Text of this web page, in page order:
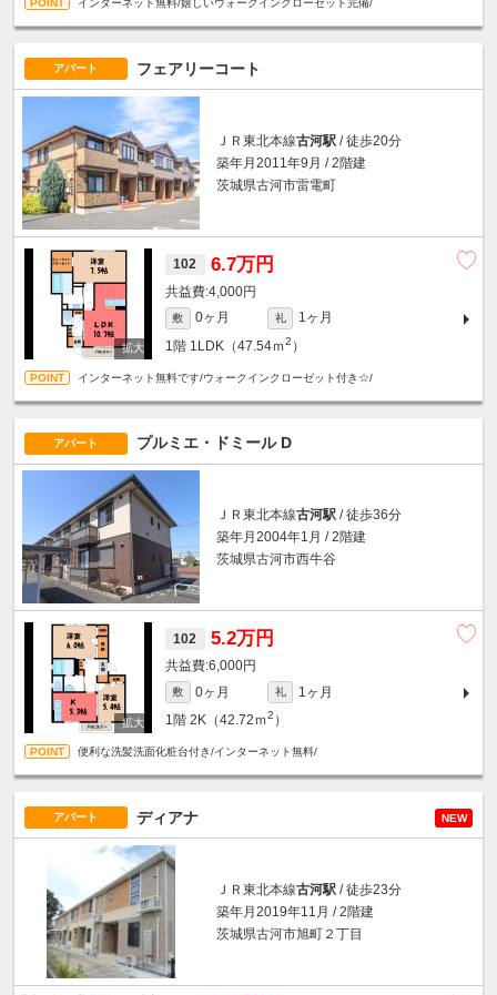
インターネット無料/嬉しいウォークインクローゼット完備/
アパート フェアリーコート
ＪＲ東北本線古河駅 / 徒歩20分
築年月2011年9月 / 2階建
茨城県古河市雷電町
102 6.7万円
4,000円
敷 0ヶ月 礼
1ヶ月
1階 1LDK（47.54ｍ2 ）
インターネット無料です/ウォークインクローゼット付き☆/
アパート プルミエ・ドミール D
ＪＲ東北本線古河駅 / 徒歩36分
築年月2004年1月 / 2階建
茨城県古河市西牛谷
102 5.2万円
6,000円
敷 0ヶ月 礼
1ヶ月
1階 2K（42.72ｍ2 ）
便利な洗髪洗面化粧台付き/インターネット無料/
アパート ディアナ NEW
ＪＲ東北本線古河駅 / 徒歩23分
築年月2019年11月 / 2階建
茨城県古河市旭町２丁目